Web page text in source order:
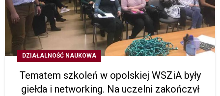
DZIAŁALNOŚĆ NAUKOWA
Tematem szkoleń w opolskiej WSZiA były
giełda i networking. Na uczelni zakończył